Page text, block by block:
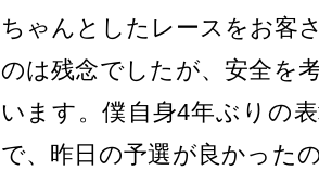
ちゃんとしたレースをお客
のは残念でしたが、安全を
います。僕自身4年ぶりの
で、昨日の予選が良かった